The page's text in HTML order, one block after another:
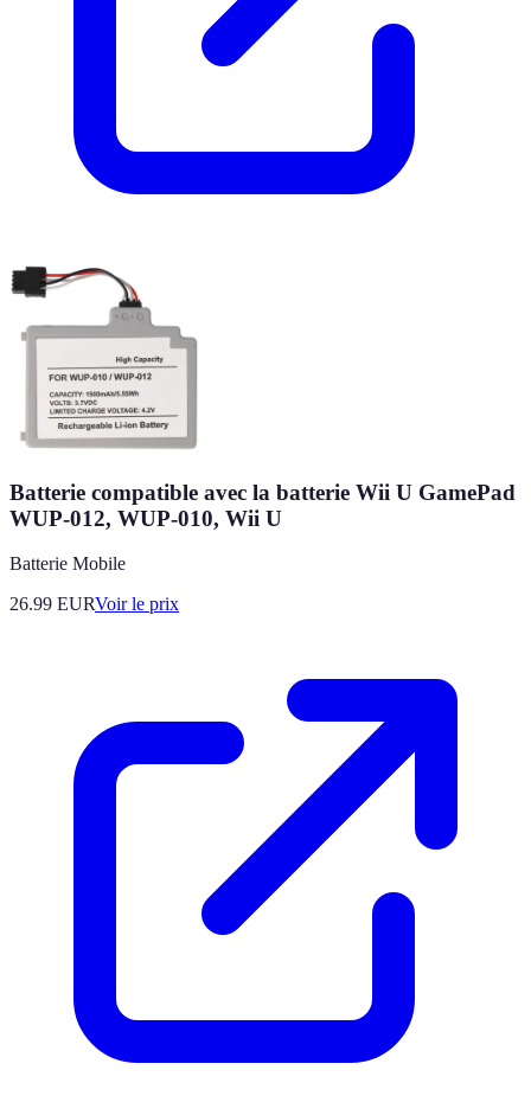
Batterie compatible avec la batterie Wii U GamePad
WUP-012, WUP-010, Wii U
Batterie Mobile
26.99 EURVoir le prix